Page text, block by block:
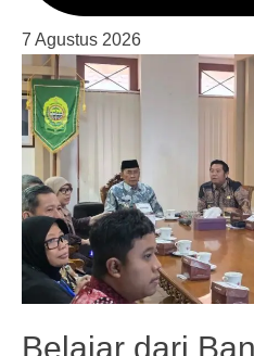
7 Agustus 2026
Belajar dari